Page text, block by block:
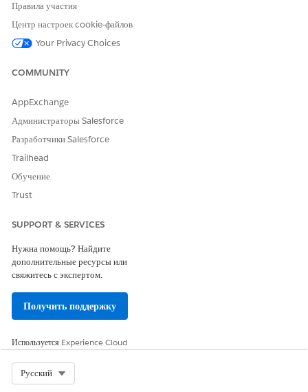
внешний вид JSON в столбце «Теги ресурсов» в DLO
TenantEnrichedUsageEvent.
В расширенном SDM важных данных о потреблении улучшает
отчетность, разбив поле тега JSON на отдельные выделенные поля
отображаются все вычисленные поля, представляющие группы
тегов. В нашем примере отображается поле под именем
Правила участия
Центр настроек cookie-файлов
Your Privacy Choices
COMMUNITY
AppExchange
Администраторы Salesforce
Разработчики Salesforce
Trailhead
Обучение
Trust
SUPPORT & SERVICES
Нужна помощь? Найдите
дополнительные ресурсы или
свяжитесь с экспертом.
Получить поддержку
Используется Experience Cloud
Русский